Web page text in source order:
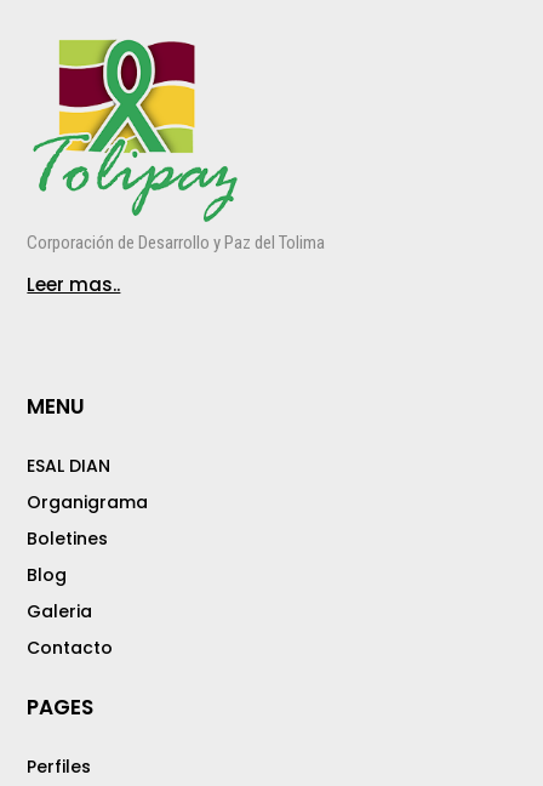
Corporación de Desarrollo y Paz del Tolima
Leer mas..
MENU
ESAL DIAN
Organigrama
Boletines
Blog
Galeria
Contacto
PAGES
Perfiles